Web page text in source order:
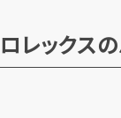
ロレックス